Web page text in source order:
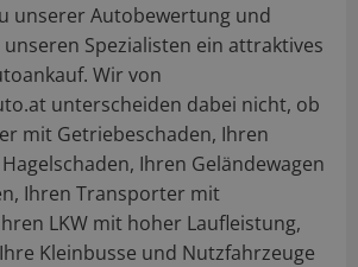
unserer Autobewertung und
Spezialisten ein attraktives
Wir von
unterscheiden dabei nicht, ob
mit Getriebeschaden, Ihren
Ihren Geländewagen
Ihren Transporter mit
LKW mit hoher Laufleistung,
Kleinbusse und Nutzfahrzeuge